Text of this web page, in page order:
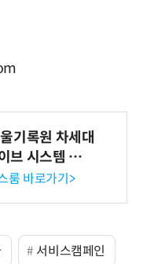
기록원 차세대
브 시스템 구축
룸 바로가기>
서비스캠페인